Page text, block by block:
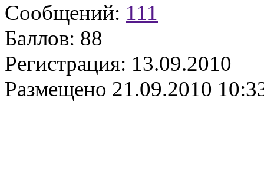
Сообщений: 111
Баллов: 88
Регистрация: 13.09.2010
Размещено 21.09.2010